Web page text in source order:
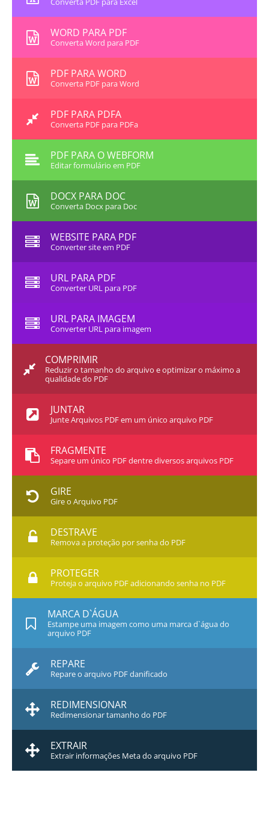
WORD PARA PDF
Converta Word para PDF
PDF PARA WORD
Converta PDF para Word
PDF PARA PDFA
Converta PDF para PDFa
PDF PARA O WEBFORM
Editar formulário em PDF
DOCX PARA DOC
Converta Docx para Doc
WEBSITE PARA PDF
Converter site em PDF
URL PARA PDF
Converter URL para PDF
URL PARA IMAGEM
Converter URL para imagem
COMPRIMIR
Reduzir o tamanho do arquivo e optimizar o máximo a
qualidade do PDF
JUNTAR
Junte Arquivos PDF em um único arquivo PDF
FRAGMENTE
Separe um único PDF dentre diversos arquivos PDF
GIRE
Gire o Arquivo PDF
DESTRAVE
Remova a proteção por senha do PDF
PROTEGER
Proteja o arquivo PDF adicionando senha no PDF
MARCA D`ÁGUA
Estampe uma imagem como uma marca d`água do
arquivo PDF
REPARE
Repare o arquivo PDF danificado
REDIMENSIONAR
Redimensionar tamanho do PDF
EXTRAIR
Extrair informações Meta do arquivo PDF